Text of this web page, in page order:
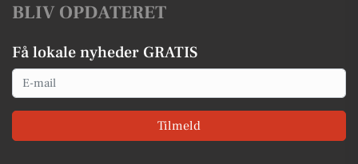
BLIV OPDATERET
Få lokale nyheder GRATIS
Email
Tilmeld